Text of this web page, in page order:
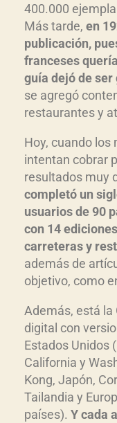
400.000
Más tarde, en
publicación,
franceses
guía dejó de
se agregó
restaurantes y
Hoy, cuando los
intentan cobrar
resultados muy
completó un
usuarios de 90
con 14
carreteras y
además de
objetivo, como
Además, está la
digital con
Estados Unidos
California y
Kong, Japón,
Tailandia y
países). Y cada